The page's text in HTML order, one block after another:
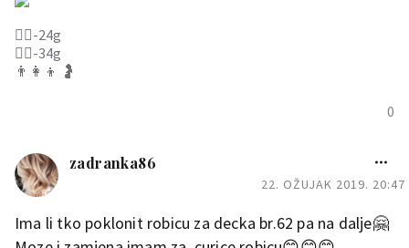
0
🙋‍♀️-24g
🙋‍♂️-34g
👨‍👩‍👦 🤰
zadranka86
22. OŽUJAK 2019. 20:47
Ima li tko poklonit robicu za decka br.62 pa na dalje🤗